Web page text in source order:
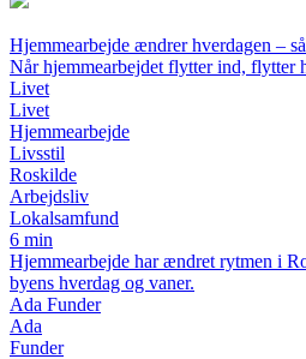
Hjemmearbejde ændrer hverdagen –
Når hjemmearbejdet flytter ind, flytter
Livet
Livet
Hjemmearbejde
Livsstil
Roskilde
Arbejdsliv
Lokalsamfund
6 min
Hjemmearbejde har ændret rytmen i
byens hverdag og vaner.
Ada Funder
Ada
Funder